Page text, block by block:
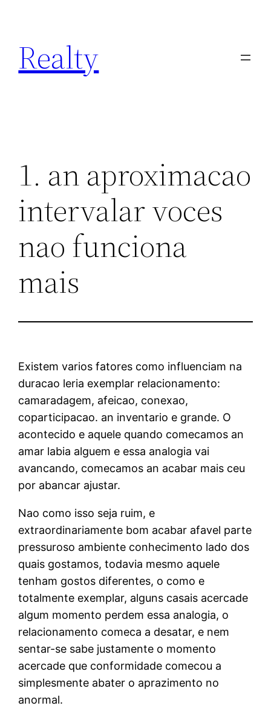
content
Realty
1. an aproximacao
intervalar voces
nao funciona
mais
Existem varios fatores como influenciam na
duracao leria exemplar relacionamento:
camaradagem, afeicao, conexao,
coparticipacao. an inventario e grande. O
acontecido e aquele quando comecamos an
amar labia alguem e essa analogia vai
avancando, comecamos an acabar mais ceu
por abancar ajustar.
Nao como isso seja ruim, e
extraordinariamente bom acabar afavel parte
pressuroso ambiente conhecimento lado dos
quais gostamos, todavia mesmo aquele
tenham gostos diferentes, o como e
totalmente exemplar, alguns casais acercade
algum momento perdem essa analogia, o
relacionamento comeca a desatar, e nem
sentar-se sabe justamente o momento
acercade que conformidade comecou a
simplesmente abater o aprazimento no
anormal.